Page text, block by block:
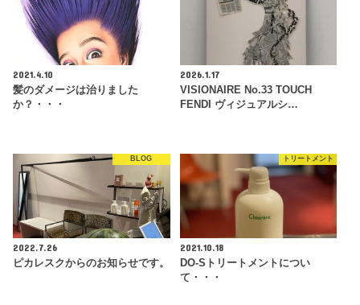
2021.4.10
髪のダメージは治りました
か？・・・
2026.1.17
VISIONAIRE No.33 TOUCH
FENDI ヴィジュアルシ…
BLOG
2022.7.26
ピカレスクからのお知らせです。
トリートメント
2021.10.18
DO-Sトリートメントについ
て・・・